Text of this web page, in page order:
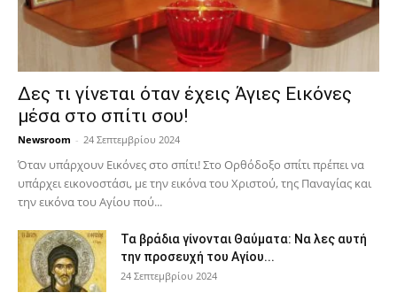
Δες τι γίνεται όταν έχεις Άγιες Εικόνες
μέσα στο σπίτι σου!
Newsroom - 24 Σεπτεμβρίου 2024
Όταν υπάρχουν Εικόνες στο σπίτι! Στο Ορθόδοξο σπίτι πρέπει να
υπάρχει εικονοστάσι, με την εικόνα του Χριστού, της Παν­αγίας και
την εικόνα του Αγίου πού...
Τα βράδια γίνονται Θαύματα: Να λες αυτή
την προσευχή του Αγίου...
24 Σεπτεμβρίου 2024